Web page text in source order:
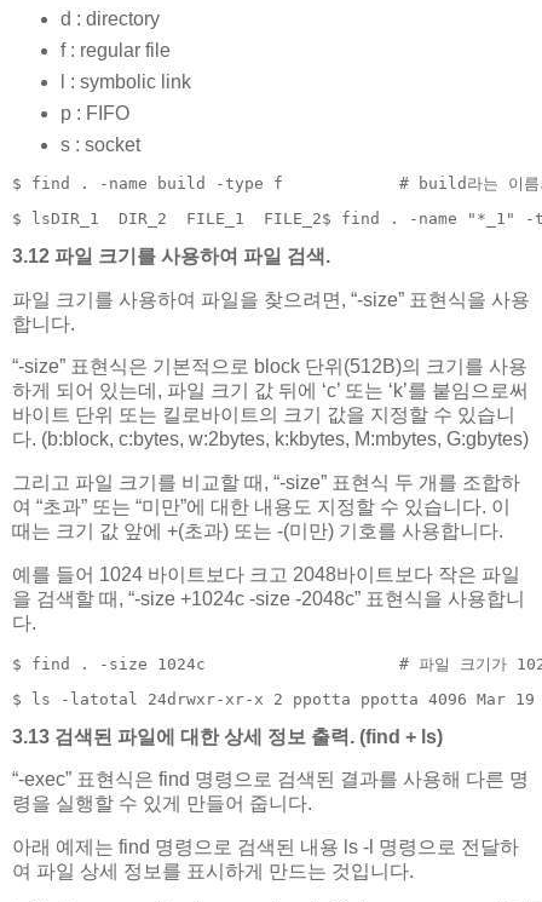
d : directory
f : regular file
l : symbolic link
p : FIFO
s : socket
$ find . -name build -type f            # build라는 이름의
$ lsDIR_1  DIR_2  FILE_1  FILE_2$ find . -name
3.12 파일 크기를 사용하여 파일 검색.
파일 크기를 사용하여 파일을 찾으려면, “-size” 표현식을 사용
합니다.
“-size” 표현식은 기본적으로 block 단위(512B)의 크기를 사용
하게 되어 있는데, 파일 크기 값 뒤에 ‘c’ 또는 ‘k’를 붙임으로써
바이트 단위 또는 킬로바이트의 크기 값을 지정할 수 있습니
다. (b:block, c:bytes, w:2bytes, k:kbytes, M:mbytes, G:gbytes)
그리고 파일 크기를 비교할 때, “-size” 표현식 두 개를 조합하
여 “초과” 또는 “미만”에 대한 내용도 지정할 수 있습니다. 이
때는 크기 값 앞에 +(초과) 또는 -(미만) 기호를 사용합니다.
예를 들어 1024 바이트보다 크고 2048바이트보다 작은 파일
을 검색할 때, “-size +1024c -size -2048c” 표현식을 사용합니
다.
$ find . -size 1024c                    # 파일 크기가 1024 바
$ ls -latotal 24drwxr-xr-x 2 ppotta ppotta 4096 Mar
3.13 검색된 파일에 대한 상세 정보 출력. (find + ls)
“-exec” 표현식은 find 명령으로 검색된 결과를 사용해 다른 명
령을 실행할 수 있게 만들어 줍니다.
아래 예제는 find 명령으로 검색된 내용 ls -l 명령으로 전달하
여 파일 상세 정보를 표시하게 만드는 것입니다.